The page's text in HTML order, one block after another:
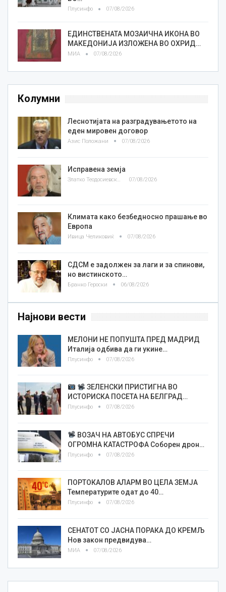
Плусинфо 07/08/2026
ЕДИНСТВЕНАТА МОЗАИЧНА ИКОНА ВО
МАКЕДОНИЈА ИЗЛОЖЕНА ВО ОХРИД…
МИА 07/08/2026
Колумни
Леснотијата на разградувањетото на
еден мировен договор
Азис Положани 07/08/2026
Исправена земја
Златко Теодосиевски 07/08/2026
Климата како безбедносно прашање во
Европа
Ивица Челиковиќ 07/08/2026
СДСМ е задолжен за лаги и за спинови,
но вистинското…
Бранко Героски 06/08/2026
Најнови вести
МЕЛОНИ НЕ ПОПУШТА ПРЕД МАДРИД
Италија одбива да ги укине…
Плусинфо 07/08/2026
ЗЕЛЕНСКИ ПРИСТИГНА ВО
ИСТОРИСКА ПОСЕТА НА БЕЛГРАД…
Плусинфо 07/08/2026
ВОЗАЧ НА АВТОБУС СПРЕЧИ
ОГРОМНА КАТАСТРОФА Соборен дрон…
Плусинфо 07/08/2026
ПОРТОКАЛОВ АЛАРМ ВО ЦЕЛА ЗЕМЈА
Температурите одат до 40…
Плусинфо 07/08/2026
СЕНАТОТ СО ЈАСНА ПОРАКА ДО КРЕМЉ
Нов закон предвидува…
МИА 07/08/2026